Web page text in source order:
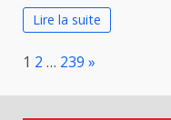
Lire la suite
Page:
1 2 … 239 Next
»